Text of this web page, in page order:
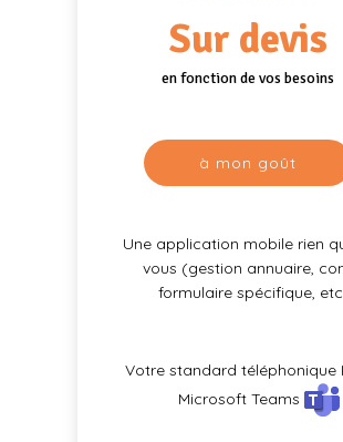
Sur devis
en fonction de vos besoins
à mon goût
Une application mobile rien
vous (gestion annuaire,
formulaire spécifique,
Votre standard téléphonique
Microsoft Teams